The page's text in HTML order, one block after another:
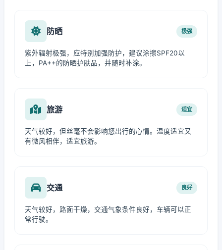
防晒 极强
紫外辐射极强，应特别加强防护，建议涂擦SPF20以
上，PA++的防晒护肤品，并随时补涂。
旅游 适宜
天气较好，但丝毫不会影响您出行的心情。温度适宜又
有微风相伴，适宜旅游。
交通 良好
天气较好，路面干燥，交通气象条件良好，车辆可以正
常行驶。